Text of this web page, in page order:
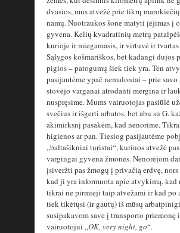
dvasios, mus atvežė prie tikrų
namų. Nuotraukos šone matyti įėjimas į
gyvena. Kelių kvadratinių metrų
kurioje ir miegamasis, ir virtuvė ir
Sąlygos košmariškos, bet kadangi dujos
pigios – patogumų šiek tiek yra. Ten
pasijautėme ypač nemaloniai – prie
stovėjo varganai atrodanti mergina ir
nuspręsime. Mums vairuotojas pasiūlė
svečius ir išgerti arbatos, bet abu su G.
akimirksnį pasakėm, kad nenorime.
higienos ar pan. Tiesiog pasijautėme
„baltašikniai turistai“, kuriuos atvežė
vargingai gyvena žmonės. Nenorėjom
įsiveržti pas žmogų į privačią erdvę,
kad ji yra informuota apie atvykimą, kad
tikrai ne pirmieji taip atvežami ir kad po
tiek tikėtųsi (ir gautų) iš mūsų
susipakavom save į transporto priemonę
vairuotojui „OK, very night, go“.